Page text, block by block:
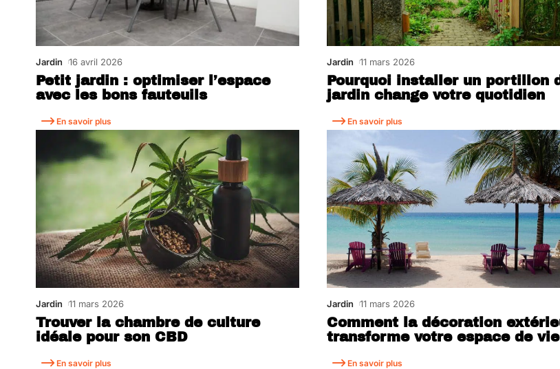
Petit jardin : optimiser l’espace
avec les bons fauteuils
Jardin 16 avril 2026
En savoir plus
Pourquoi installer un portillon
jardin change votre quotidien
Jardin 11 mars 2026
En savoir plus
Trouver la chambre de culture
idéale pour son CBD
Jardin 11 mars 2026
En savoir plus
Comment la décoration
transforme votre espace de vie
Jardin 11 mars 2026
En savoir plus